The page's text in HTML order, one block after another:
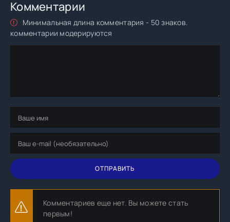
Комментарии
Минимальная длина комментария - 50 знаков.
комментарии модерируются
ОТПРАВИТЬ
Комментариев еще нет. Вы можете стать
первым!